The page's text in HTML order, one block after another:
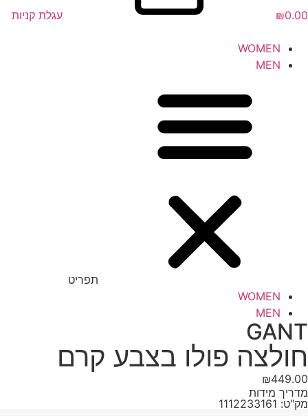
₪0.00 עגלת קניות
WOMEN
MEN
תפריט
WOMEN
MEN
GANT
חולצה פולו בצבע קרם
₪449.00
מדריך מידות
מק"ט: 1112233161